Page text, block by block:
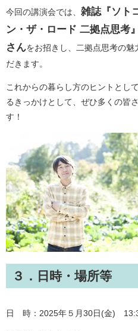
今回の講演会では、 雑誌『ソト
ン・ザ・ロード 二拠点思考
さんをお招きし、二拠点思考の
だきます。
これからの暮らし方のヒントとし
るきっかけとして、ぜひ多くの皆
す！
３．日時・場所等
日 時：2025年５月30日(金)